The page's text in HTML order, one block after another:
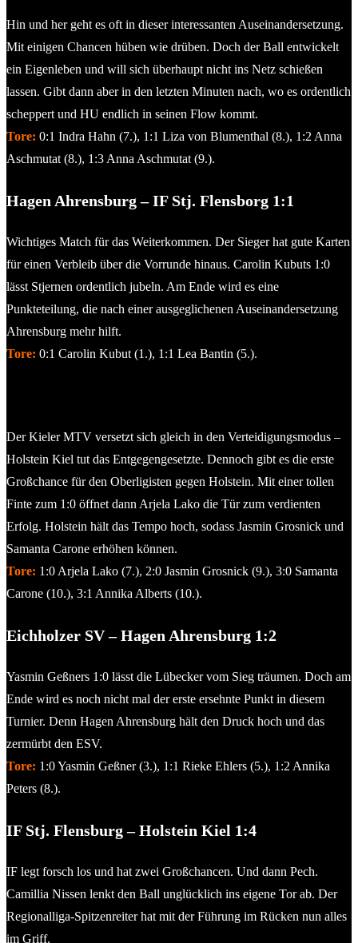
Hin und her geht es oft in dieser interessanten Auseinandersetzung.
Mit einigen Chancen hüben wie drüben. Doch der Ball entwickelt
ein Eigenleben und will sich überhaupt nicht ins Netz schießen
lassen. Gibt dann aber in den letzten Minuten nach, wo es ordentlich
scheppert und HU endlich in seinen Flow kommt.
Tore: 0:1 Indra Hahn (7.), 1:1 Liza von Blumenthal (8.), 1:2 Anna
Aschmutat (8.), 1:3 Anna Aschmutat (9.).
Hagen Ahrensburg – IF Stj. Flensborg 1:1
Wichtiges Match für das Weiterkommen. Der Sieger hat gute Karten
für einen Verbleib über die Vorrunde hinaus. Carolin Kubuts 1:0
lässt Stjernen ordentlich jubeln. Am Ende wird es eine
Punkteteilung, die nach einer ausgeglichenen Auseinandersetzung
Ahrensburg mehr hilft.
Tore: 0:1 Carolin Kubut (1.), 1:1 Lea Bantin (5.).
Der Kieler MTV versetzt sich gleich in den Verteidigungsmodus –
Holstein Kiel tut das Entgegengesetzte. Dennoch gibt es die erste
Großchance für den Oberligisten gegen Holstein. Mit einer tollen
Finte zum 1:0 öffnet dann Arjela Lako die Tür zum verdienten
Erfolg. Holstein hält das Tempo hoch, sodass Jasmin Grosnick und
Samanta Carone erhöhen können.
Tore: 1:0 Arjela Lako (7.), 2:0 Jasmin Grosnick (9.), 3:0 Samanta
Carone (10.), 3:1 Annika Alberts (10.).
Eichholzer SV – Hagen Ahrensburg 1:2
Yasmin Geßners 1:0 lässt die Lübecker vom Sieg träumen. Doch am
Ende wird es noch nicht mal der erste ersehnte Punkt in diesem
Turnier. Denn Hagen Ahrensburg hält den Druck hoch und das
zermürbt den ESV.
Tore: 1:0 Yasmin Geßner (3.), 1:1 Rieke Ehlers (5.), 1:2 Annika
Peters (8.).
IF Stj. Flensburg – Holstein Kiel 1:4
IF legt forsch los und hat zwei Großchancen. Und dann Pech.
Camillia Nissen lenkt den Ball unglücklich ins eigene Tor ab. Der
Regionalliga-Spitzenreiter hat mit der Führung im Rücken nun alles
im Griff.